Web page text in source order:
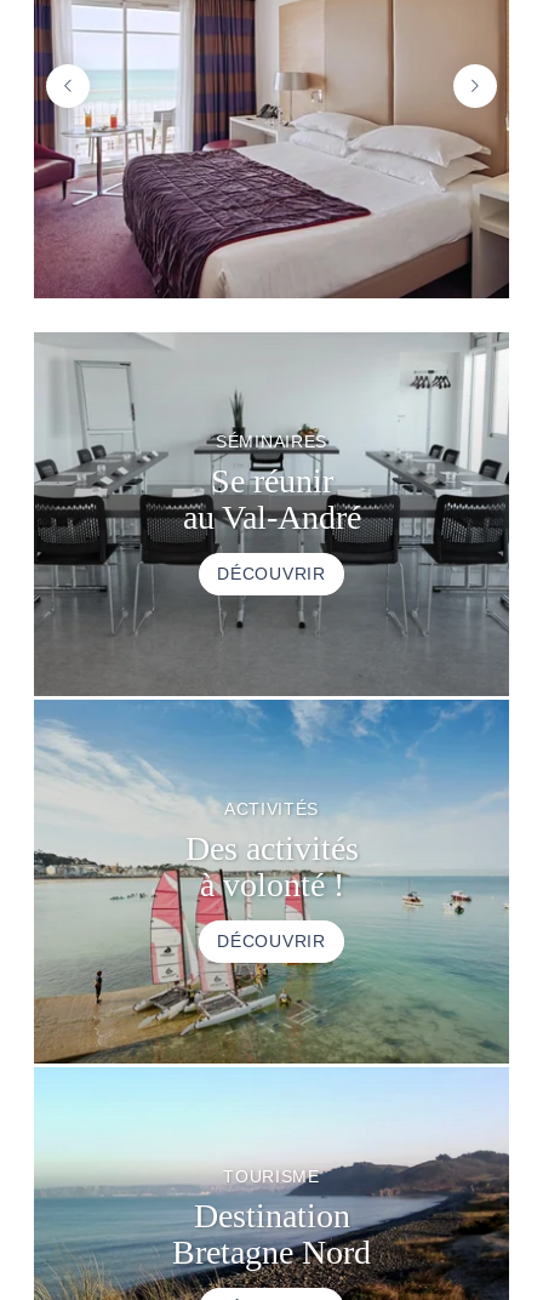
SÉMINAIRES
Se réunir
au Val-André
DÉCOUVRIR
ACTIVITÉS
Des activités
à volonté !
DÉCOUVRIR
TOURISME
Destination
Bretagne Nord